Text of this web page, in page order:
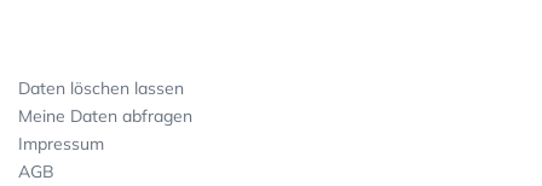
Daten löschen lassen
Meine Daten abfragen
Impressum
AGB